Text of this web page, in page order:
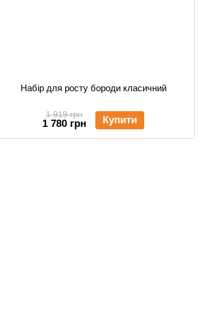
Набір для росту бороди класичний
1 919 грн
1 780 грн Купити